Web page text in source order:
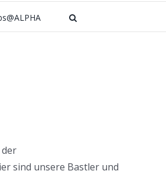
sind unsere Bastler und